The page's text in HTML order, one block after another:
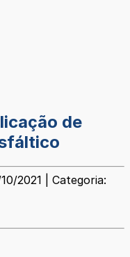
de
2021 | Categoria: